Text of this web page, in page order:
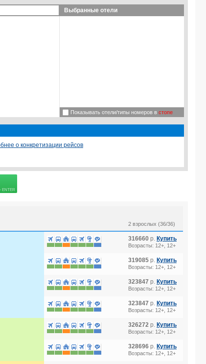
Показывать отели/типы номеров в стопе
Выбранные отели
о конкретизации рейсов
2 взрослых (36/36)
316660 р. Купить
Возрасты: 12+, 12+
319085 р. Купить
Возрасты: 12+, 12+
323847 р. Купить
Возрасты: 12+, 12+
323847 р. Купить
Возрасты: 12+, 12+
326272 р. Купить
Возрасты: 12+, 12+
328696 р. Купить
Возрасты: 12+, 12+